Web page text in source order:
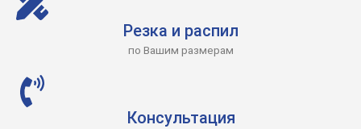
Резка и распил
по Вашим размерам
Консультация